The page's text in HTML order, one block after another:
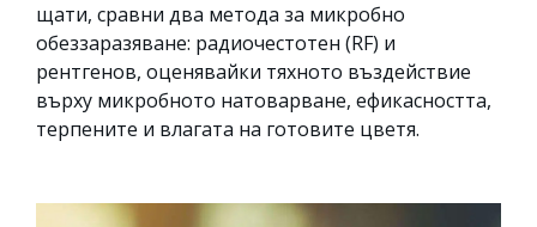
щати, сравни два метода за микробно
обеззаразяване: радиочестотен (RF) и
рентгенов, оценявайки тяхното въздействие
върху микробното натоварване, ефикасността,
терпените и влагата на готовите цветя.